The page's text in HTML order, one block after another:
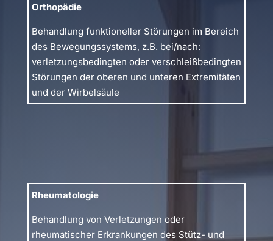
Orthopädie
Behandlung funktioneller Störungen im Bereich
des Bewegungssystems, z.B. bei/nach:
verletzungsbedingten oder verschleißbedingten
Störungen der oberen und unteren Extremitäten
und der Wirbelsäule
Rheumatologie
Behandlung von Verletzungen oder
rheumatischer Erkrankungen des Stütz- und